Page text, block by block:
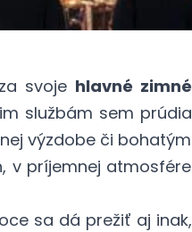
svoje hlavné zimné
službám sem prúdia
výzdobe či bohatým
v príjemnej atmosfére
sa dá prežiť aj inak,